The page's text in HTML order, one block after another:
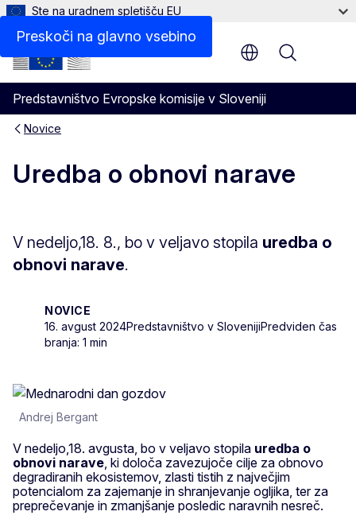
Preskoči na glavno vsebino
Ste na uradnem spletišču EU
Predstavništvo Evropske komisije v Sloveniji
Menu
Novice
Uredba o obnovi narave
V nedeljo,18. 8., bo v veljavo stopila uredba o
obnovi narave.
NOVICE
16. avgust 2024Predstavništvo v SlovenijiPredviden čas
branja: 1 min
Andrej Bergant
V nedeljo,18. avgusta, bo v veljavo stopila uredba o
obnovi narave , ki določa zavezujoče cilje za obnovo
degradiranih ekosistemov, zlasti tistih z največjim
potencialom za zajemanje in shranjevanje ogljika, ter za
preprečevanje in zmanjšanje posledic naravnih nesreč.